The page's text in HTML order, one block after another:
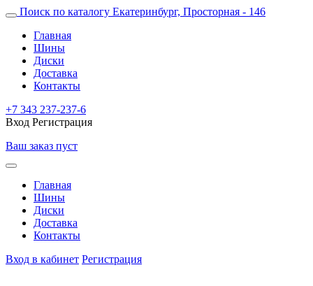
Поиск по каталогу Екатеринбург, Просторная - 146
Главная
Шины
Диски
Доставка
Контакты
+7 343 237-237-6
Вход Регистрация
Ваш заказ пуст
Главная
Шины
Диски
Доставка
Контакты
Вход в кабинет Регистрация